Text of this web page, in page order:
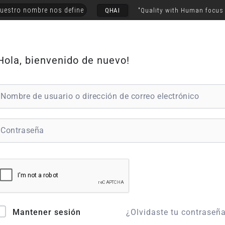
nombre nos define QHAI "Quality with Human focus
bienvenido de nuevo!
Mantener sesión ¿Olvidaste tu